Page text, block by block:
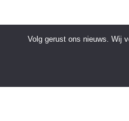
Volg gerust ons nieuws. Wij